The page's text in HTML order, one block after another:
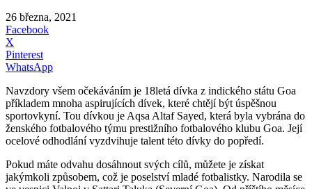
26 března, 2021
Facebook
X
Pinterest
WhatsApp
Navzdory všem očekáváním je 18letá dívka z indického státu Goa
příkladem mnoha aspirujících dívek, které chtějí být úspěšnou
sportovkyní. Tou dívkou je Aqsa Altaf Sayed, která byla vybrána do
ženského fotbalového týmu prestižního fotbalového klubu Goa. Její
ocelové odhodlání vyzdvihuje talent této dívky do popředí.
Pokud máte odvahu dosáhnout svých cílů, můžete je získat
jakýmkoli způsobem, což je poselství mladé fotbalistky. Narodila se